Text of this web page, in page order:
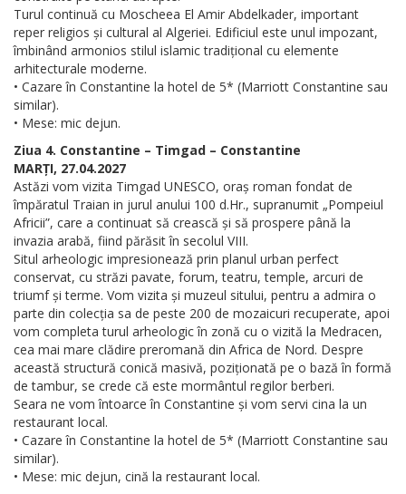
Turul continuă cu Moscheea El Amir Abdelkader, important
reper religios și cultural al Algeriei. Edificiul este unul impozant,
îmbinând armonios stilul islamic tradițional cu elemente
arhitecturale moderne.
• Cazare în Constantine la hotel de 5* (Marriott Constantine sau
similar).
• Mese: mic dejun.
Ziua 4. Constantine – Timgad – Constantine
MARȚI, 27.04.2027
Astăzi vom vizita Timgad UNESCO, oraș roman fondat de
împăratul Traian in jurul anului 100 d.Hr., supranumit „Pompeiul
Africii”, care a continuat să crească și să prospere până la
invazia arabă, fiind părăsit în secolul VIII.
Situl arheologic impresionează prin planul urban perfect
conservat, cu străzi pavate, forum, teatru, temple, arcuri de
triumf și terme. Vom vizita și muzeul sitului, pentru a admira o
parte din colecția sa de peste 200 de mozaicuri recuperate, apoi
vom completa turul arheologic în zonă cu o vizită la Medracen,
cea mai mare clădire preromană din Africa de Nord. Despre
această structură conică masivă, poziționată pe o bază în formă
de tambur, se crede că este mormântul regilor berberi.
Seara ne vom întoarce în Constantine și vom servi cina la un
restaurant local.
• Cazare în Constantine la hotel de 5* (Marriott Constantine sau
similar).
• Mese: mic dejun, cină la restaurant local.